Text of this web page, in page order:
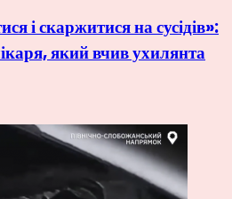
і скаржитися на сусідів»:
який вчив ухилянта